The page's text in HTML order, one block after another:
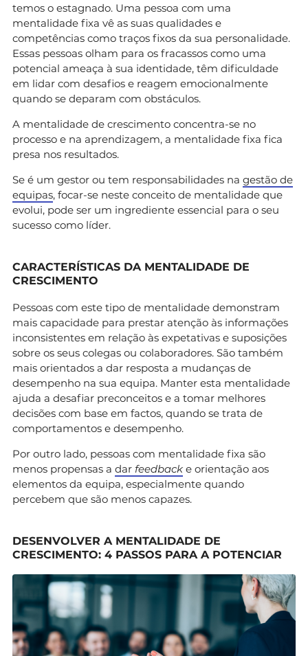
temos o estagnado. Uma pessoa com uma
mentalidade fixa vê as suas qualidades e
competências como traços fixos da sua personalidade.
Essas pessoas olham para os fracassos como uma
potencial ameaça à sua identidade, têm dificuldade
em lidar com desafios e reagem emocionalmente
quando se deparam com obstáculos.
A mentalidade de crescimento concentra-se no
processo e na aprendizagem, a mentalidade fixa fica
presa nos resultados.
Se é um gestor ou tem responsabilidades na gestão de
equipas, focar-se neste conceito de mentalidade que
evolui, pode ser um ingrediente essencial para o seu
sucesso como líder.
CARACTERÍSTICAS DA MENTALIDADE DE
CRESCIMENTO
Pessoas com este tipo de mentalidade demonstram
mais capacidade para prestar atenção às informações
inconsistentes em relação às expetativas e suposições
sobre os seus colegas ou colaboradores. São também
mais orientados a dar resposta a mudanças de
desempenho na sua equipa. Manter esta mentalidade
ajuda a desafiar preconceitos e a tomar melhores
decisões com base em factos, quando se trata de
comportamentos e desempenho.
Por outro lado, pessoas com mentalidade fixa são
menos propensas a dar feedback e orientação aos
elementos da equipa, especialmente quando
percebem que são menos capazes.
DESENVOLVER A MENTALIDADE DE
CRESCIMENTO: 4 PASSOS PARA A POTENCIAR